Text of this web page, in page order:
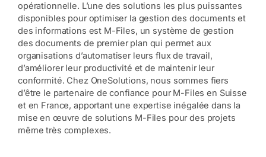
opérationnelle. L’une des solutions les plus puissantes
disponibles pour optimiser la gestion des documents et
des informations est M-Files, un système de gestion
des documents de premier plan qui permet aux
organisations d’automatiser leurs flux de travail,
d’améliorer leur productivité et de maintenir leur
conformité. Chez OneSolutions, nous sommes fiers
d’être le partenaire de confiance pour M-Files en Suisse
et en France, apportant une expertise inégalée dans la
mise en œuvre de solutions M-Files pour des projets
même très complexes.